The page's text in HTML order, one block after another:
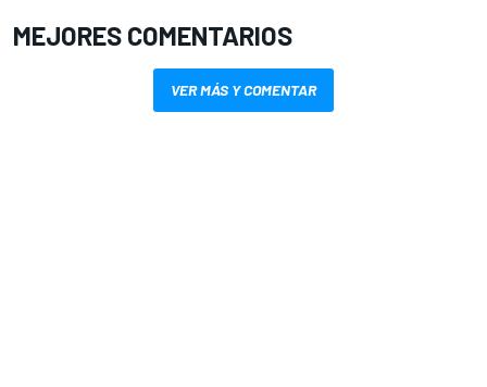
MEJORES COMENTARIOS
VER MÁS Y COMENTAR